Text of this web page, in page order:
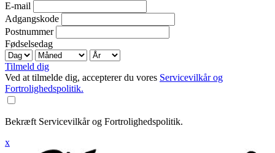
E-mail
Adgangskode
Postnummer
Fødselsedag
Tilmeld dig
Ved at tilmelde dig, accepterer du vores Servicevilkår og
Fortrolighedspolitik.
Bekræft Servicevilkår og Fortrolighedspolitik.
x